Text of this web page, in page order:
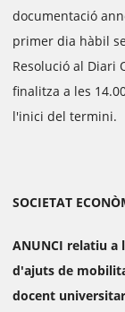
documentació
primer dia hàbil
Resolució al Diari
finalitza a les
l'inici del termini.
SOCIETAT
ANUNCI relatiu a
d'ajuts de
docent